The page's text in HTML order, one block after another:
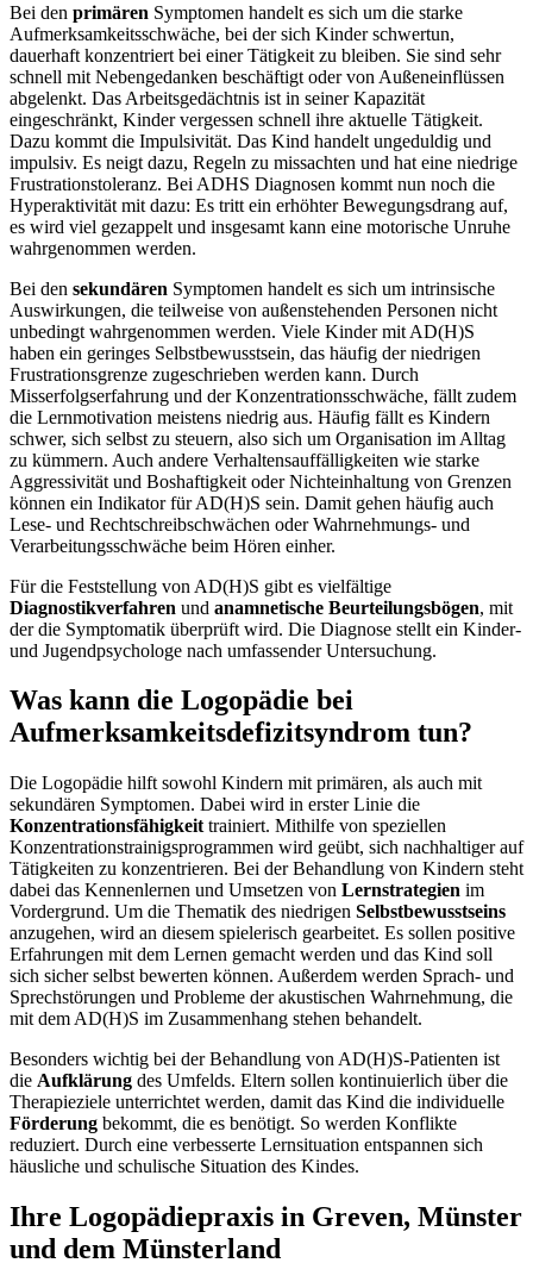
Bei den primären Symptomen handelt es sich um die starke
Aufmerksamkeitsschwäche, bei der sich Kinder schwertun,
dauerhaft konzentriert bei einer Tätigkeit zu bleiben. Sie sind sehr
schnell mit Nebengedanken beschäftigt oder von Außeneinflüssen
abgelenkt. Das Arbeitsgedächtnis ist in seiner Kapazität
eingeschränkt, Kinder vergessen schnell ihre aktuelle Tätigkeit.
Dazu kommt die Impulsivität. Das Kind handelt ungeduldig und
impulsiv. Es neigt dazu, Regeln zu missachten und hat eine niedrige
Frustrationstoleranz. Bei ADHS Diagnosen kommt nun noch die
Hyperaktivität mit dazu: Es tritt ein erhöhter Bewegungsdrang auf,
es wird viel gezappelt und insgesamt kann eine motorische Unruhe
wahrgenommen werden.
Bei den sekundären Symptomen handelt es sich um intrinsische
Auswirkungen, die teilweise von außenstehenden Personen nicht
unbedingt wahrgenommen werden. Viele Kinder mit AD(H)S
haben ein geringes Selbstbewusstsein, das häufig der niedrigen
Frustrationsgrenze zugeschrieben werden kann. Durch
Misserfolgserfahrung und der Konzentrationsschwäche, fällt zudem
die Lernmotivation meistens niedrig aus. Häufig fällt es Kindern
schwer, sich selbst zu steuern, also sich um Organisation im Alltag
zu kümmern. Auch andere Verhaltensauffälligkeiten wie starke
Aggressivität und Boshaftigkeit oder Nichteinhaltung von Grenzen
können ein Indikator für AD(H)S sein. Damit gehen häufig auch
Lese- und Rechtschreibschwächen oder Wahrnehmungs- und
Verarbeitungsschwäche beim Hören einher.
Für die Feststellung von AD(H)S gibt es vielfältige
Diagnostikverfahren und anamnetische Beurteilungsbögen, mit
der die Symptomatik überprüft wird. Die Diagnose stellt ein Kinder-
und Jugendpsychologe nach umfassender Untersuchung.
Was kann die Logopädie bei
Aufmerksamkeitsdefizitsyndrom tun?
Die Logopädie hilft sowohl Kindern mit primären, als auch mit
sekundären Symptomen. Dabei wird in erster Linie die
Konzentrationsfähigkeit trainiert. Mithilfe von speziellen
Konzentrationstrainigsprogrammen wird geübt, sich nachhaltiger auf
Tätigkeiten zu konzentrieren. Bei der Behandlung von Kindern steht
dabei das Kennenlernen und Umsetzen von Lernstrategien im
Vordergrund. Um die Thematik des niedrigen Selbstbewusstseins
anzugehen, wird an diesem spielerisch gearbeitet. Es sollen positive
Erfahrungen mit dem Lernen gemacht werden und das Kind soll
sich sicher selbst bewerten können. Außerdem werden Sprach- und
Sprechstörungen und Probleme der akustischen Wahrnehmung, die
mit dem AD(H)S im Zusammenhang stehen behandelt.
Besonders wichtig bei der Behandlung von AD(H)S-Patienten ist
die Aufklärung des Umfelds. Eltern sollen kontinuierlich über die
Therapieziele unterrichtet werden, damit das Kind die individuelle
Förderung bekommt, die es benötigt. So werden Konflikte
reduziert. Durch eine verbesserte Lernsituation entspannen sich
häusliche und schulische Situation des Kindes.
Ihre Logopädiepraxis in Greven, Münster
und dem Münsterland